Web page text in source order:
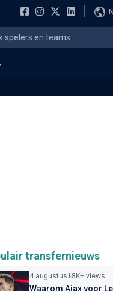
transfernieuws
4 augustus18K+ views
Waarom Ajax voor